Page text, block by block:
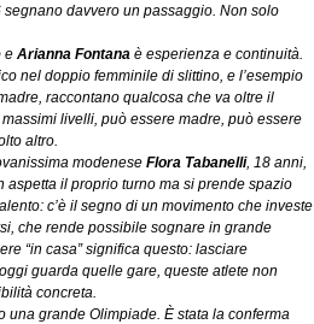
davvero un passaggio. Non solo
e Arianna Fontana è esperienza e continuità.
nel doppio femminile di slittino, e l’esempio
madre, raccontano qualcosa che va oltre il
livelli, può essere madre, può essere
altro.
modenese Flora Tabanelli, 18 anni,
il proprio turno ma si prende spazio
c’è il segno di un movimento che investe
che rende possibile sognare in grande
“in casa” significa questo: lasciare
guarda quelle gare, queste atlete non
concreta.
una grande Olimpiade. È stata la conferma